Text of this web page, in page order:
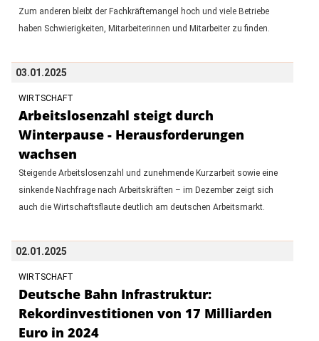
Zum anderen bleibt der Fachkräftemangel hoch und viele Betriebe
haben Schwierigkeiten, Mitarbeiterinnen und Mitarbeiter zu finden.
03.01.2025
WIRTSCHAFT
Arbeitslosenzahl steigt durch
Winterpause - Herausforderungen
wachsen
Steigende Arbeitslosenzahl und zunehmende Kurzarbeit sowie eine
sinkende Nachfrage nach Arbeitskräften – im Dezember zeigt sich
auch die Wirtschaftsflaute deutlich am deutschen Arbeitsmarkt.
02.01.2025
WIRTSCHAFT
Deutsche Bahn Infrastruktur:
Rekordinvestitionen von 17 Milliarden
Euro in 2024